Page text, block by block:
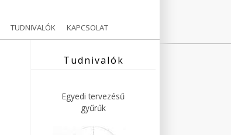
TUDNIVALÓK KAPCSOLAT
Tudnivalók
Egyedi tervezésű
gyűrűk